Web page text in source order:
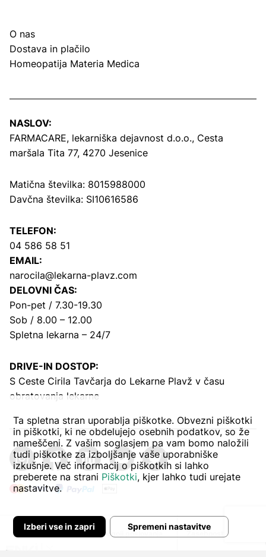
O nas
Dostava in plačilo
Homeopatija Materia Medica
NASLOV:
FARMACARE, lekarniška dejavnost d.o.o., Cesta
maršala Tita 77, 4270 Jesenice
Matična številka: 8015988000
Davčna številka: SI10616586
TELEFON:
04 586 58 51
EMAIL:
narocila@lekarna-plavz.com
DELOVNI ČAS:
Pon-pet / 7.30-19.30
Sob / 8.00 – 12.00
Spletna lekarna – 24/7
DRIVE-IN DOSTOP:
S Ceste Cirila Tavčarja do Lekarne Plavž v času
obratovanja lekarne
Avtor: Pogoji poslovanja Zasebnost in piškoti
Ta spletna stran uporablja piškotke. Obvezni piškotki
in piškotki, ki ne obdelujejo osebnih podatkov, so že
nameščeni. Z vašim soglasjem pa vam bomo naložili
tudi piškotke za izboljšanje vaše uporabniške
izkušnje. Več informacij o piškotkih si lahko
preberete na strani Piškotki, kjer lahko tudi urejate
nastavitve.
Spremeni nastavitve
Izberi vse in zapri